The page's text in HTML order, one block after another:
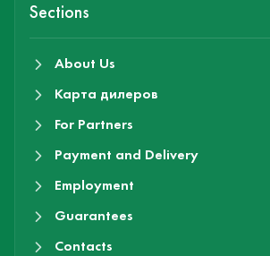
Sections
About Us
Карта дилеров
For Partners
Payment and Delivery
Employment
Guarantees
Contacts